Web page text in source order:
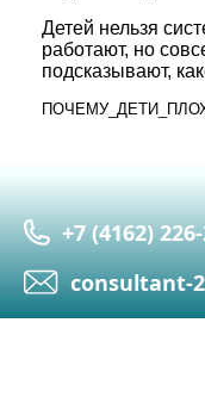
Детей нельзя
работают, но
подсказывают,
+7 (4162)
сonsultant-